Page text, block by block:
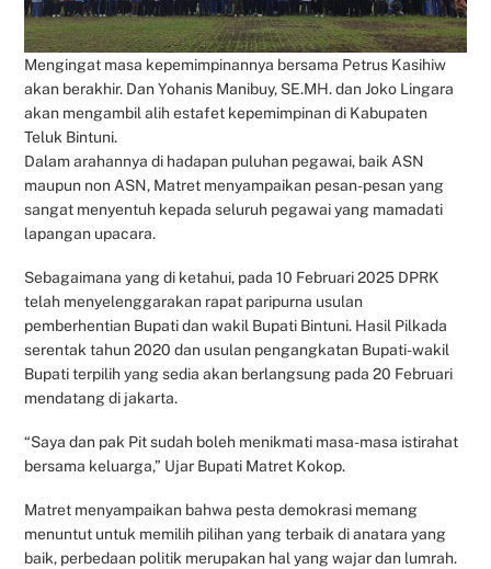
Mengingat masa kepemimpinannya bersama Petrus Kasihiw
akan berakhir. Dan Yohanis Manibuy, SE.MH. dan Joko Lingara
akan mengambil alih estafet kepemimpinan di Kabupaten
Teluk Bintuni.
Dalam arahannya di hadapan puluhan pegawai, baik ASN
maupun non ASN, Matret menyampaikan pesan-pesan yang
sangat menyentuh kepada seluruh pegawai yang mamadati
lapangan upacara.
Sebagaimana yang di ketahui, pada 10 Februari 2025 DPRK
telah menyelenggarakan rapat paripurna usulan
pemberhentian Bupati dan wakil Bupati Bintuni. Hasil Pilkada
serentak tahun 2020 dan usulan pengangkatan Bupati-wakil
Bupati terpilih yang sedia akan berlangsung pada 20 Februari
mendatang di jakarta.
“Saya dan pak Pit sudah boleh menikmati masa-masa istirahat
bersama keluarga,” Ujar Bupati Matret Kokop.
Matret menyampaikan bahwa pesta demokrasi memang
menuntut untuk memilih pilihan yang terbaik di anatara yang
baik, perbedaan politik merupakan hal yang wajar dan lumrah.